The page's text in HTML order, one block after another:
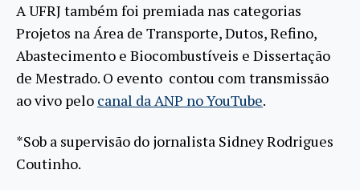
A UFRJ também foi premiada nas categorias
Projetos na Área de Transporte, Dutos, Refino,
Abastecimento e Biocombustíveis e Dissertação
de Mestrado. O evento contou com transmissão
ao vivo pelo canal da ANP no YouTube.
*Sob a supervisão do jornalista Sidney Rodrigues
Coutinho.